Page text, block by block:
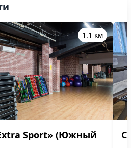
1.1 км
Sport» (Южный